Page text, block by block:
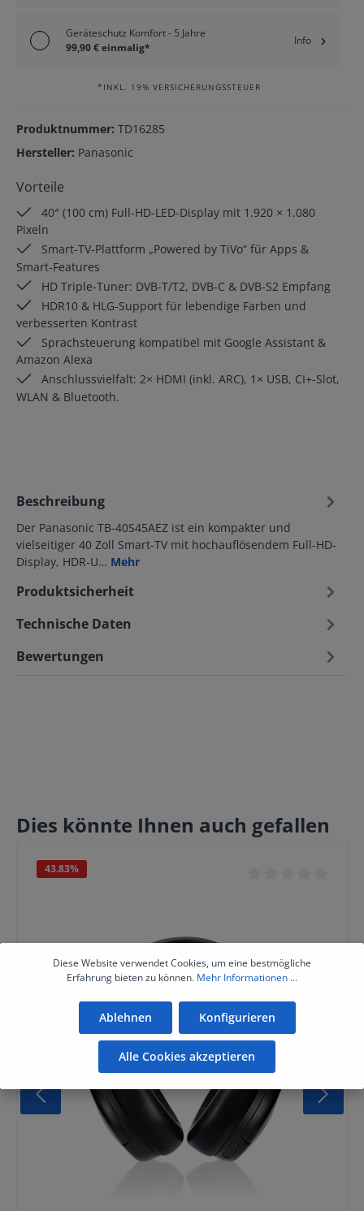
Geräteschutz Komfort - 5 Jahre
99,90 € einmalig*
Info
*INKL. 19% VERSICHERUNGSSTEUER
Produktnummer: TD16285
Hersteller: Panasonic
Vorteile
40″ (100 cm) Full-HD-LED-Display mit 1.920 × 1.080
Pixeln
Smart-TV-Plattform „Powered by TiVo“ für Apps &
Smart-Features
HD Triple-Tuner: DVB-T/T2, DVB-C & DVB-S2 Empfang
HDR10 & HLG-Support für lebendige Farben und
verbesserten Kontrast
Sprachsteuerung kompatibel mit Google Assistant &
Amazon Alexa
Anschlussvielfalt: 2× HDMI (inkl. ARC), 1× USB, CI+-Slot,
WLAN & Bluetooth.
Beschreibung
Der Panasonic TB-40S45AEZ ist ein kompakter und
vielseitiger 40 Zoll Smart-TV mit hochauflösendem Full-HD-
Display, HDR-U… Mehr
Produktsicherheit
Technische Daten
Bewertungen
Dies könnte Ihnen auch gefallen
43.83%
Diese Website verwendet Cookies, um eine bestmögliche
Erfahrung bieten zu können. Mehr Informationen ...
Ablehnen Konfigurieren
Alle Cookies akzeptieren